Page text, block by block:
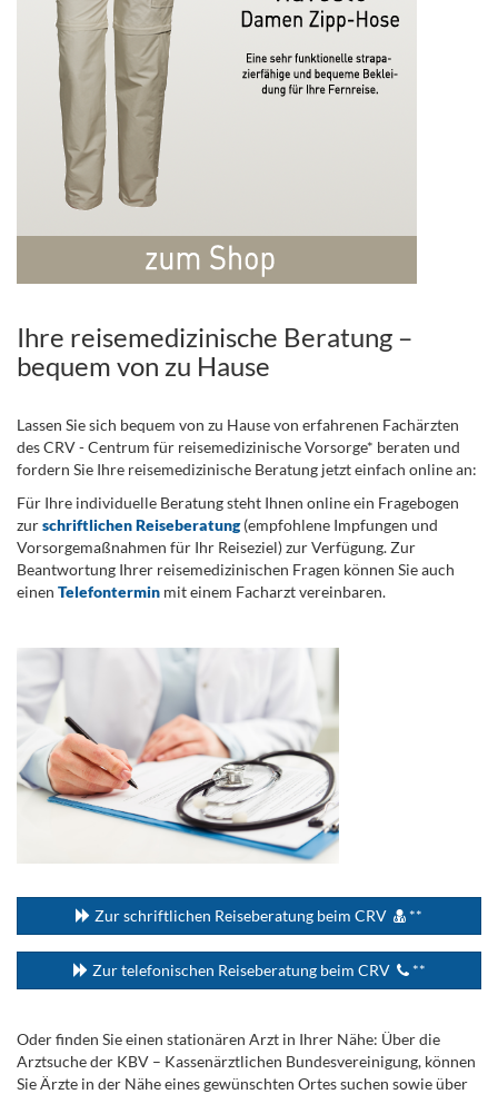
Ihre reisemedizinische Beratung –
bequem von zu Hause
Lassen Sie sich bequem von zu Hause von erfahrenen Fachärzten
des CRV - Centrum für reisemedizinische Vorsorge* beraten und
fordern Sie Ihre reisemedizinische Beratung jetzt einfach online an:
Für Ihre individuelle Beratung steht Ihnen online ein Fragebogen
zurschriftlichen Reiseberatung(empfohlene Impfungen und
Vorsorgemaßnahmen für Ihr Reiseziel) zur Verfügung. Zur
Beantwortung Ihrer reisemedizinischen Fragen können Sie auch
einen Telefontermin mit einem Facharzt vereinbaren.
Zur schriftlichen Reiseberatung beim CRV **
Zur telefonischen Reiseberatung beim CRV **
Oder finden Sie einen stationären Arzt in Ihrer Nähe: Über die
Arztsuche der KBV – Kassenärztlichen Bundesvereinigung, können
Sie Ärzte in der Nähe eines gewünschten Ortes suchen sowie über